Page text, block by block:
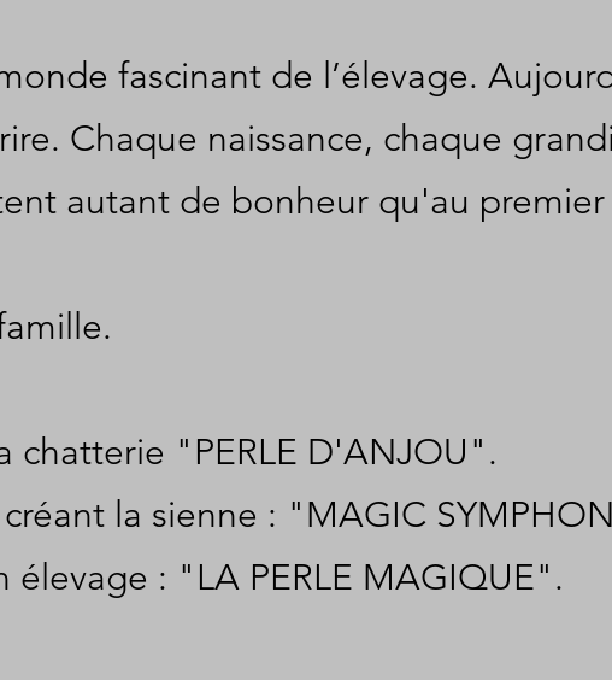
fascinant de l’élevage.
Chaque naissance, chaque
autant de bonheur qu'au premier
chatterie "PERLE D'ANJOU".
la sienne : "MAGIC
: "LA PERLE MAGIQUE".